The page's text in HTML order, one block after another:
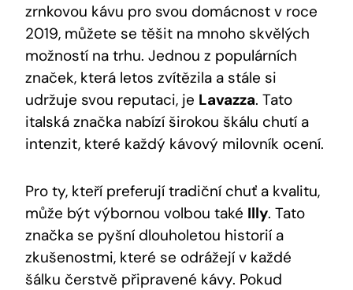
zrnkovou kávu pro svou domácnost v ⁤roce
2019, můžete⁤ se těšit na mnoho skvělých
možností na trhu. Jednou z populárních
značek, která letos zvítězila​ a⁣ stále si
udržuje svou reputaci, je Lavazza. ⁣Tato
italská značka nabízí širokou škálu chutí a
intenzit, které každý kávový milovník ocení.
Pro ty, ‌kteří preferují tradiční chuť a kvalitu, ​
může být výbornou volbou také Illy. Tato
značka ‍se pyšní dlouholetou historií a
zkušenostmi, které se odrážejí ​v každé⁣
šálku čerstvě ‌připravené‌ kávy. Pokud